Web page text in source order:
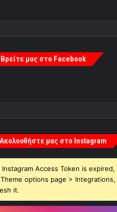
Βρείτε μας στο Facebook
Ακολουθήστε μας στο Instagram
Instagram Access Token is expired,
options page >
it.